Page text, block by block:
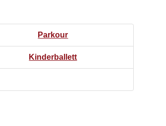
Parkour
Kinderballett